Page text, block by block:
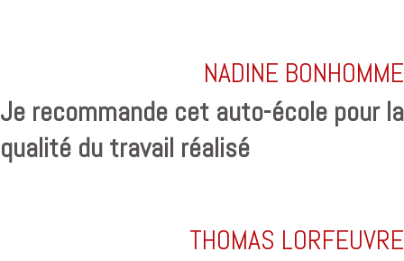
NADINE BONHOMME
Je recommande cet auto-école pour la
qualité du travail réalisé
THOMAS LORFEUVRE